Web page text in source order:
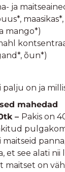
ja
maasikas*,
mango*)
õun*)
palju on ja
mahedad
– Pakis on
panna,
et see alati nii
on